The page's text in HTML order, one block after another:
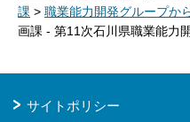
課 > 職業能力開発グループか
画課 - 第11次石川県職業能力
サイトポリシー